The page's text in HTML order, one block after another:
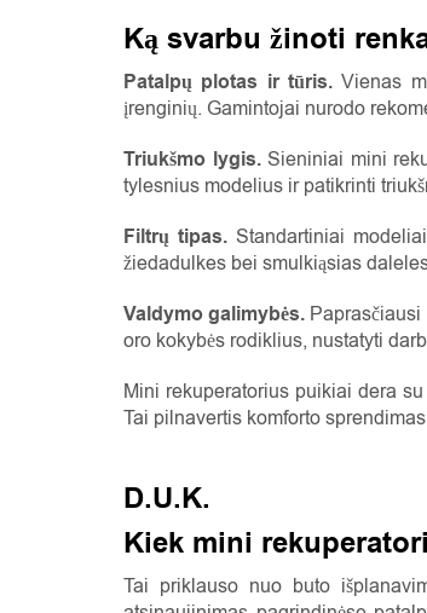
Ką svarbu žinoti
Patalpų plotas ir tūris. Vienas
įrenginių. Gamintojai nurodo
Triukšmo lygis.Sieniniai mini
tylesnius modelius ir patikrinti
Filtrų tipas.Standartiniai
žiedadulkes bei smulkiąsias
Valdymo galimybės.
oro kokybės rodiklius, nustatyti
Mini rekuperatorius puikiai dera
Tai pilnavertis komforto
D.U.K.
Kiek mini
Tai priklauso nuo buto